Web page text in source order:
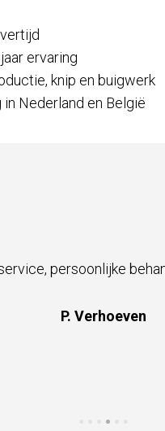
ervaring
knip en buigwerk
in Nederland en België
persoonlijke
P. Verhoeven